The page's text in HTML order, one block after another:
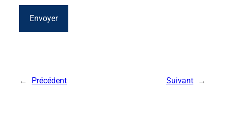
← Précédent Suivant →